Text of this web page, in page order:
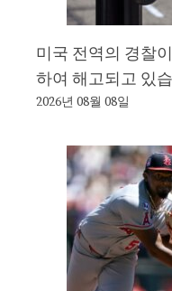
미국 전역의 경찰
하여 해고되고 있
2026년 08월 08일